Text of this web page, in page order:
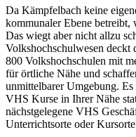
Da Kämpfelbach keine
kommunaler Ebene betreibt,
Das wiegt aber nicht allzu
Volkshochschulwesen deckt
800 Volkshochschulen mit
für örtliche Nähe und
unmittelbarer Umgebung. Es
VHS Kurse in Ihrer Nähe
nächstgelegene VHS
Unterrichtsorte oder